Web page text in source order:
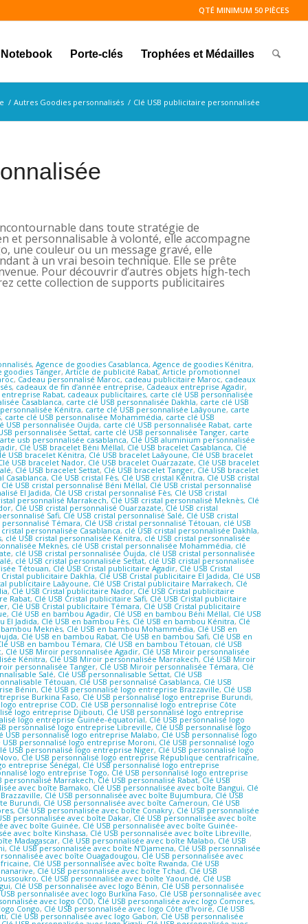
QTÉ MINIMUM 50 PIÈCES
Notebook Porte-clés Trophées et Médailles
/ Autres Goodies personnalisés / Clé USB publicitaire personnalisée
dans toute stratégie de
et personnalisable à volonté, elle accompagne
une couleur ou un message gravé, elle
à un vrai besoin technique. Elle se prête
Pour découvrir d’autres objets high-tech
cette collection de supports publicitaires
,Agence de goodies Casablanca,Agence de goodies Kénitra,
goodies Tanger,Article de publicité Rabat,Article promotionnel
, Cadeau personnalisé Maroc, cadeau publicitaire Maroc, cadeaux
, cadeaux de fin d’année entreprise, Cadeaux entreprise Agadir,
entreprise Rabat, cadeaux publicitaires, carte clé USB personnalisée
Casablanca, carte clé USB personnalisée Dakhla, carte clé USB
Kénitra, carte clé USB personnalisée Laâyoune, carte
, carte clé USB personnalisée Mohammédia, carte clé USB
USB personnalisée Oujda, carte clé USB personnalisée Rabat, carte
personnalisée Settat, carte clé USB personnalisée Tanger, carte
usb personnalisée casablanca, Clé USB aluminium personnalisée
, Clé USB bracelet Béni Méllal, Clé USB bracelet Casablanca, Clé
USB bracelet Kénitra, Clé USB bracelet Laâyoune, Clé USB bracelet
USB bracelet Nador, Clé USB bracelet Ouarzazate, Clé USB bracelet
, Clé USB bracelet Settat, Clé USB bracelet Tanger, Clé USB bracelet
Casablanca, Clé USB cristal Fès, Clé USB cristal Kénitra, Clé USB cristal
Clé USB cristal personnalisé Béni Méllal, Clé USB cristal personnalisé
El Jadida, Clé USB cristal personnalisé Fès, Clé USB cristal
personnalisé Marrakech,Clé USB cristal personnalisé Meknès, Clé
, Clé USB cristal personnalisé Ouarzazate,Clé USB cristal
Safi, Clé USB cristal personnalisé Salé, Clé USB cristal
personnalisé Témara, Clé USB cristal personnalisé Tétouan, clé USB
cristal personnalisée Casablanca, clé USB cristal personnalisée Dakhla,
, clé USB cristal personnalisée Kénitra, clé USB cristal personnalisée
Meknès, clé USB cristal personnalisée Mohammédia, clé
, clé USB cristal personnalisée Oujda, clé USB cristal personnalisée
, clé USB cristal personnalisée Settat, clé USB cristal personnalisée
Tétouan, Clé USB Cristal publicitaire Agadir, Clé USB Cristal
Cristal publicitaire Dakhla, Clé USB Cristal publicitaire El Jadida, Clé USB
publicitaire Laâyoune, Clé USB Cristal publicitaire Marrakech, Clé
, Clé USB Cristal publicitaire Nador, Clé USB Cristal publicitaire
Rabat, Clé USB Cristal publicitaire Safi, Clé USB Cristal publicitaire
, Clé USB Cristal publicitaire Témara, Clé USB Cristal publicitaire
, Clé USB en bambou Agadir, Clé USB en bambou Béni Méllal, Clé USB
El Jadida, Clé USB en bambou Fès, Clé USB en bambou Kénitra, Clé
bambou Meknès, Clé USB en bambou Mohammédia, Clé USB en
, Clé USB en bambou Rabat, Clé USB en bambou Safi, Clé USB en
USB en bambou Témara, Clé USB en bambou Tétouan, clé USB
, Clé USB Miroir personnalisée Agadir, Clé USB Miroir personnalisée
Kénitra, Clé USB Miroir personnalisée Marrakech, Clé USB Miroir
personnalisée Tanger, Clé USB Miroir personnalisée Témara, Clé
Salé, Clé USB personnalisable Settat, Clé USB
Tétouan, Clé USB personnalisé Casablanca, Clé USB
Bénin, Clé USB personnalisé logo entreprise Brazzaville, Clé USB
Burkina Faso, Clé USB personnalisé logo entreprise Burundi,
entreprise COD, Clé USB personnalisé logo entreprise Côte
logo entreprise Djibouti, Clé USB personnalisé logo entreprise
logo entreprise Guinée-équatorial, Clé USB personnalisé logo
personnalisé logo entreprise Libreville, Clé USB personnalisé logo
USB personnalisé logo entreprise Malabo, Clé USB personnalisé logo
USB personnalisé logo entreprise Moroni, Clé USB personnalisé logo
USB personnalisé logo entreprise Niger, Clé USB personnalisé logo
, Clé USB personnalisé logo entreprise République centrafricaine,
entreprise Sénégal, Clé USB personnalisé logo entreprise
logo entreprise Togo, Clé USB personnalisé logo entreprise
personnalisé Marrakech, Clé USB personnalisé Rabat,Clé USB
avec boîte Bamako, Clé USB personnalisée avec boîte Bangui, Clé
, Clé USB personnalisée avec boîte Bujumbura, Clé USB
Burundi, Clé USB personnalisée avec boîte Cameroun, Clé USB
, Clé USB personnalisée avec boîte Conakry, Clé USB personnalisée
personnalisée avec boîte Dakar, Clé USB personnalisée avec boîte
avec boîte Guinée, Clé USB personnalisée avec boîte Guinée-
avec boîte Kinshasa, Clé USB personnalisée avec boîte Libreville,
Madagascar, Clé USB personnalisée avec boîte Malabo, Clé USB
, Clé USB personnalisée avec boîte N’Djamena, Clé USB personnalisée
avec boîte Ouagadougou, Clé USB personnalisée avec
, Clé USB personnalisée avec boîte Rwanda, Clé USB
, Clé USB personnalisée avec boîte Tchad, Clé USB
, Clé USB personnalisée avec boîte Yaoundé, Clé USB
, Clé USB personnalisée avec logo Bénin, Clé USB personnalisée
USB personnalisée avec logo Burkina Faso, Clé USB personnalisée avec
avec logo COD,Clé USB personnalisée avec logo Comores,
Congo, Clé USB personnalisée avec logo Côte d’Ivoire, Clé USB
,Clé USB personnalisée avec logo Gabon, Clé USB personnalisée